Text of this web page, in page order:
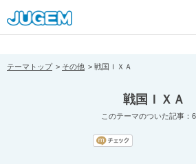
[pear_error: message="Success" code=0
prefix="" info=""]
テーマトップ その他 戦国ＩＸＡ
戦国ＩＸＡ
このテーマのついた記事：